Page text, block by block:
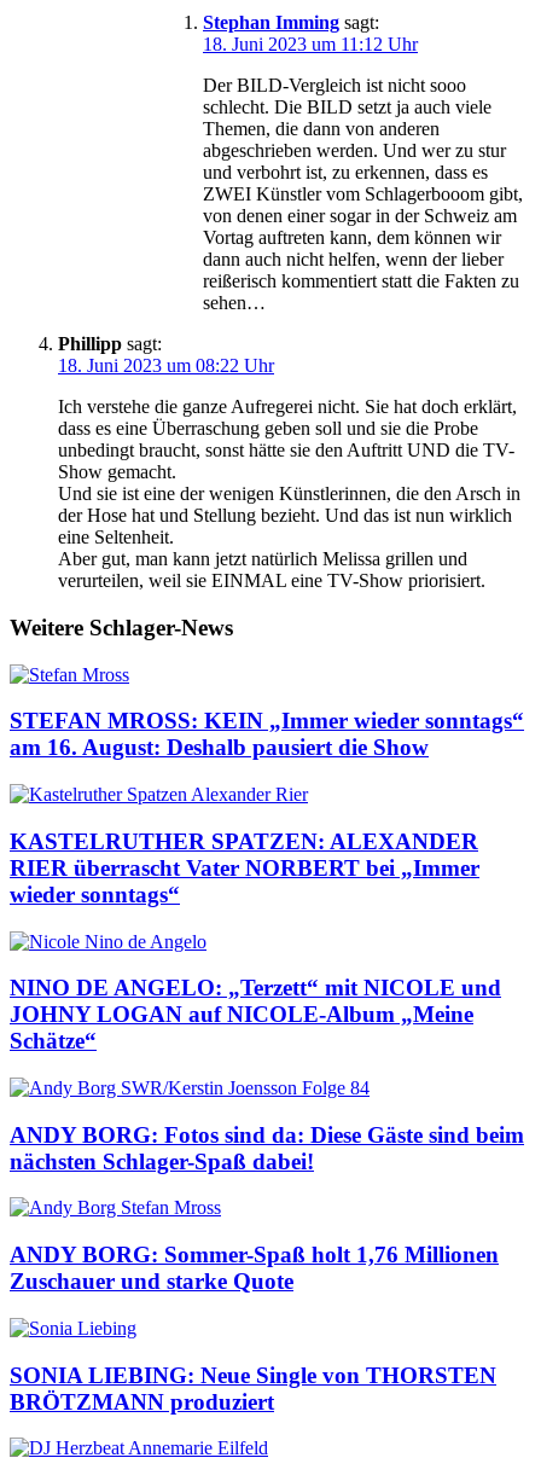
Stephan Imming sagt:
18. Juni 2023 um 11:12 Uhr
Der BILD-Vergleich ist nicht sooo
schlecht. Die BILD setzt ja auch viele
Themen, die dann von anderen
abgeschrieben werden. Und wer zu stur
und verbohrt ist, zu erkennen, dass es
ZWEI Künstler vom Schlagerbooom gibt,
von denen einer sogar in der Schweiz am
Vortag auftreten kann, dem können wir
dann auch nicht helfen, wenn der lieber
reißerisch kommentiert statt die Fakten zu
sehen…
Phillipp sagt:
18. Juni 2023 um 08:22 Uhr
Ich verstehe die ganze Aufregerei nicht. Sie hat doch erklärt,
dass es eine Überraschung geben soll und sie die Probe
unbedingt braucht, sonst hätte sie den Auftritt UND die TV-
Show gemacht.
Und sie ist eine der wenigen Künstlerinnen, die den Arsch in
der Hose hat und Stellung bezieht. Und das ist nun wirklich
eine Seltenheit.
Aber gut, man kann jetzt natürlich Melissa grillen und
verurteilen, weil sie EINMAL eine TV-Show priorisiert.
Weitere Schlager-News
STEFAN MROSS: KEIN „Immer wieder sonntags“
am 16. August: Deshalb pausiert die Show
KASTELRUTHER SPATZEN: ALEXANDER
RIER überrascht Vater NORBERT bei „Immer
wieder sonntags“
NINO DE ANGELO: „Terzett“ mit NICOLE und
JOHNY LOGAN auf NICOLE-Album „Meine
Schätze“
ANDY BORG: Fotos sind da: Diese Gäste sind beim
nächsten Schlager-Spaß dabei!
ANDY BORG: Sommer-Spaß holt 1,76 Millionen
Zuschauer und starke Quote
SONIA LIEBING: Neue Single von THORSTEN
BRÖTZMANN produziert